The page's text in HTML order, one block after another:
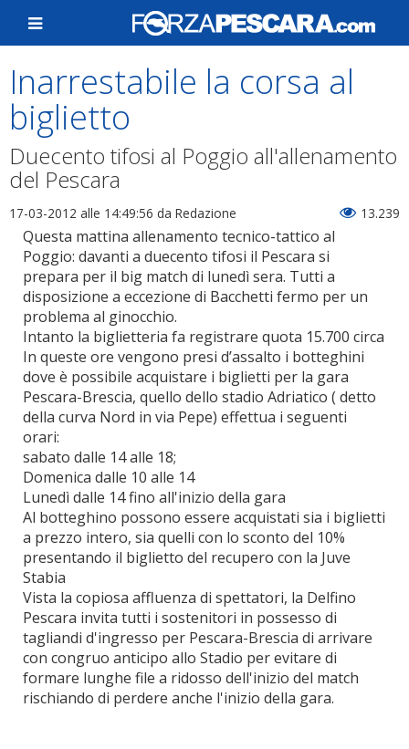
Inarrestabile la corsa al
biglietto
Duecento tifosi al Poggio all'allenamento
del Pescara
17-03-2012 alle 14:49:56 da Redazione 13.239
Questa mattina allenamento tecnico-tattico al
Poggio: davanti a duecento tifosi il Pescara si
prepara per il big match di lunedì sera. Tutti a
disposizione a eccezione di Bacchetti fermo per un
problema al ginocchio.
Intanto la biglietteria fa registrare quota 15.700 circa
In queste ore vengono presi d’assalto i botteghini
dove è possibile acquistare i biglietti per la gara
Pescara-Brescia, quello dello stadio Adriatico ( detto
della curva Nord in via Pepe) effettua i seguenti
orari:
sabato dalle 14 alle 18;
Domenica dalle 10 alle 14
Lunedì dalle 14 fino all'inizio della gara
Al botteghino possono essere acquistati sia i biglietti
a prezzo intero, sia quelli con lo sconto del 10%
presentando il biglietto del recupero con la Juve
Stabia
Vista la copiosa affluenza di spettatori, la Delfino
Pescara invita tutti i sostenitori in possesso di
tagliandi d'ingresso per Pescara-Brescia di arrivare
con congruo anticipo allo Stadio per evitare di
formare lunghe file a ridosso dell'inizio del match
rischiando di perdere anche l'inizio della gara.